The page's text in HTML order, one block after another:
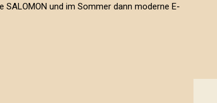
und im Sommer dann moderne E-